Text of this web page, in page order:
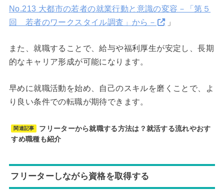
No.213 大都市の若者の就業行動と意識の変容－「第５
回 若者のワークスタイル調査」から－
」
また、就職することで、給与や福利厚生が安定し、長期
的なキャリア形成が可能になります。
早めに就職活動を始め、自己のスキルを磨くことで、よ
り良い条件での転職が期待できます。
関連記事
フリーターから就職する方法は？就活する流れやおす
すめ職種も紹介
フリーターしながら資格を取得する